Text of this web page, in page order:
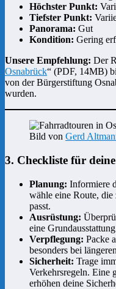
Höchster Punkt:
Tiefster Punkt:
Panorama: Gut
Kondition: Gering
Unsere Empfehlung: Der
Osnabrück“ (PDF, 14MB)
von der Bürgerstiftung
wurden.
Bild von Gerd
3. Checkliste für
Planung: Informiere
wähle eine Route, die
passt.
Ausrüstung:
eine
Verpflegung: Packe
besonders bei
Sicherheit: Trage
Verkehrsregeln. Eine
erhöhen deine